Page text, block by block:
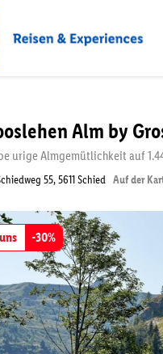
Alm by
urige Almgemütlichkeit auf
55,5611Schied Auf der
-30%